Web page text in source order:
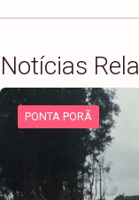
Notícias
PONTA PORÃ